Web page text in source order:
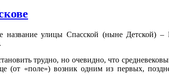
название улицы Спасской (ныне Детской) –
трудно, но очевидно, что
(от «поле») возник одним из первых,